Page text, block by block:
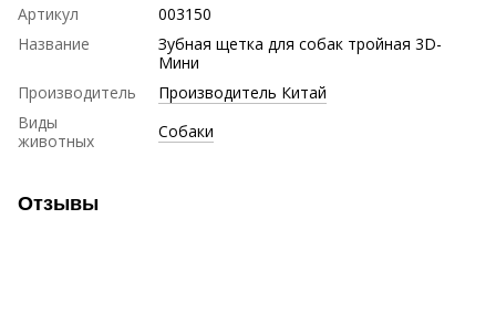
Артикул
003150
Название
Зубная щетка для собак тройная 3D-
Мини
Производитель
Производитель Китай
Виды
животных
Собаки
Отзывы